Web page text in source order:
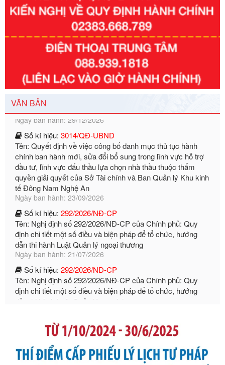
VĂN BẢN
351/2025/NĐ-CP
Tên: Nghị định số 351/2025/NĐ-CP của Chính phủ: Quy
định chuẩn nghèo đa chiều quốc gia giai đoạn 2026 - 2030
Ngày ban hành: 29/12/2026
Số kí hiệu:3014/QĐ-UBND
Tên: Quyết định về việc công bố danh mục thủ tục hành
chính ban hành mới, sửa đổi bổ sung trong lĩnh vực hỗ trợ
đầu tư, lĩnh vực đấu thầu lựa chọn nhà thầu thuộc thẩm
quyền giải quyết của Sở Tài chính và Ban Quản lý Khu kinh
tế Đông Nam Nghệ An
Ngày ban hành: 23/09/2026
Số kí hiệu: 292/2026/NĐ-CP
Tên: Nghị định số 292/2026/NĐ-CP của Chính phủ: Quy
định chi tiết một số điều và biện pháp để tổ chức, hướng
dẫn thi hành Luật Quản lý ngoại thương
Ngày ban hành: 21/07/2026
Số kí hiệu:292/2026/NĐ-CP
Tên: Nghị định số 292/2026/NĐ-CP của Chính phủ: Quy
định chi tiết một số điều và biện pháp để tổ chức, hướng
dẫn thi hành Luật Quản lý ngoại thương
Ngày ban hành: 21/07/2026
bỏ Thông tư số 87/2019/TT- BТC ngày 19 tháng 12 năm
2019 của Bộ trưởng Bộ Tài chính hướng dẫn thực hiện xử
phạt vi phạm hành chính trong lĩnh vực kho bạc nhà nước
Ngày ban hành: 21/07/2026